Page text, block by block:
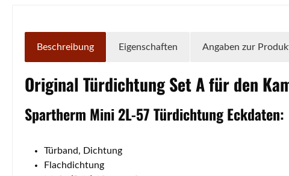
Beschreibung Eigenschaften Angaben zur
OriginalTürdichtungSet A für den
Spartherm Mini2L-57TürdichtungEckdaten:
Türband, Dichtung
Flachdichtung